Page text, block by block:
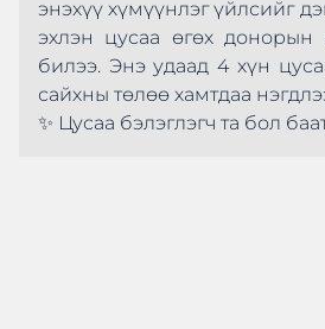
энэхүү хүмүүнлэг үйлсийг
эхлэн цусаа өгөх донорын
билээ. Энэ удаад 4 хүн
сайхны төлөө хамтдаа
✨ Цусаа бэлэглэгч та бол